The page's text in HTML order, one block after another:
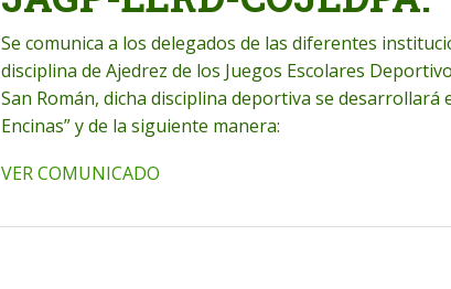
Se comunica a los delegados de las diferentes
disciplina de Ajedrez de los Juegos Escolares
San Román, dicha disciplina deportiva se desarrollará
Encinas” y de la siguiente manera:
VER COMUNICADO